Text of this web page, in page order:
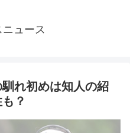
ニュース
れ初めは知人の紹
？